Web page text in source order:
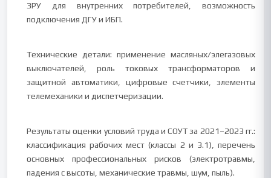
ЗРУ для внутренних потребителей, возможность
подключения ДГУ и ИБП.
Технические детали: применение масляных/элегазовых
выключателей, роль токовых трансформаторов и
защитной автоматики, цифровые счетчики, элементы
телемеханики и диспетчеризации.
Результаты оценки условий труда и СОУТ за 2021–2023 гг.:
классификация рабочих мест (классы 2 и 3.1), перечень
основных профессиональных рисков (электротравмы,
падения с высоты, механические травмы, шум, пыль).